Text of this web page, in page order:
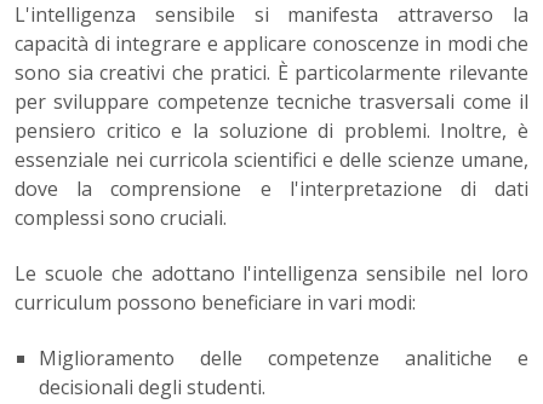
L'intelligenza sensibile si manifesta attraverso la
capacità di integrare e applicare conoscenze in modi che
sono sia creativi che pratici. È particolarmente rilevante
per sviluppare competenze tecniche trasversali come il
pensiero critico e la soluzione di problemi. Inoltre, è
essenziale nei curricola scientifici e delle scienze umane,
dove la comprensione e l'interpretazione di dati
complessi sono cruciali.
Le scuole che adottano l'intelligenza sensibile nel loro
curriculum possono beneficiare in vari modi:
Miglioramento delle competenze analitiche e
decisionali degli studenti.